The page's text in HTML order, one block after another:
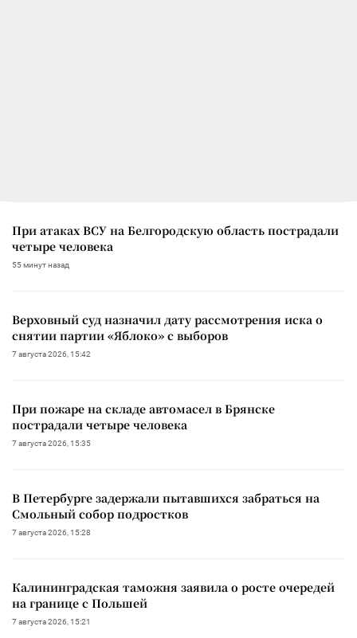
При атаках ВСУ на Белгородскую область пострадали
четыре человека
55 минут назад
Верховный суд назначил дату рассмотрения иска о
снятии партии «Яблоко» с выборов
7 августа 2026, 15:42
При пожаре на складе автомасел в Брянске
пострадали четыре человека
7 августа 2026, 15:35
В Петербурге задержали пытавшихся забраться на
Смольный собор подростков
7 августа 2026, 15:28
Калининградская таможня заявила о росте очередей
на границе с Польшей
7 августа 2026, 15:21